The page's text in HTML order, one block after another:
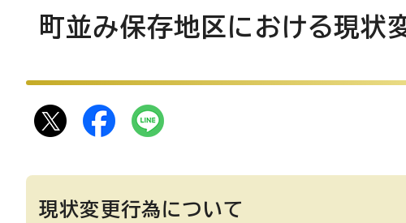
町並み保存地区における現状
現状変更行為について